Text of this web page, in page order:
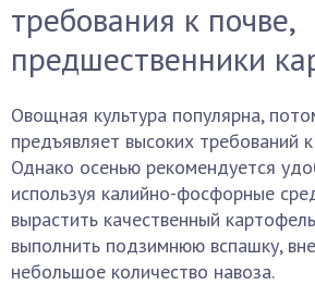
требования к почве,
предшественники
Овощная культура популярна,
предъявляет высоких требований к
Однако осенью рекомендуется
используя калийно-фосфорные
вырастить качественный
выполнить подзимнюю вспашку,
небольшое количество навоза.